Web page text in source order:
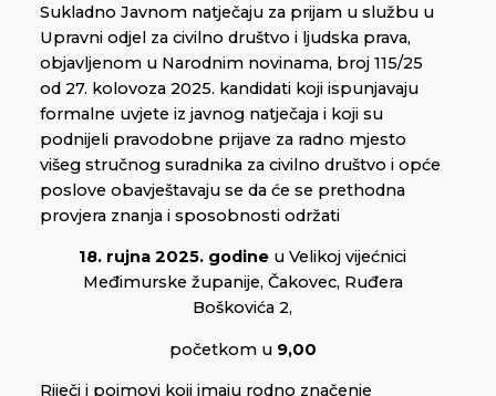
Sukladno Javnom natječaju za prijam u službu u
Upravni odjel za civilno društvo i ljudska prava,
objavljenom u Narodnim novinama, broj 115/25
od 27. kolovoza 2025. kandidati koji ispunjavaju
formalne uvjete iz javnog natječaja i koji su
podnijeli pravodobne prijave za radno mjesto
višeg stručnog suradnika za civilno društvo i opće
poslove obavještavaju se da će se prethodna
provjera znanja i sposobnosti održati
18. rujna 2025. godine u Velikoj vijećnici
Međimurske županije, Čakovec, Ruđera
Boškovića 2,
početkom u9,00
Riječi i pojmovi koji imaju rodno značenje